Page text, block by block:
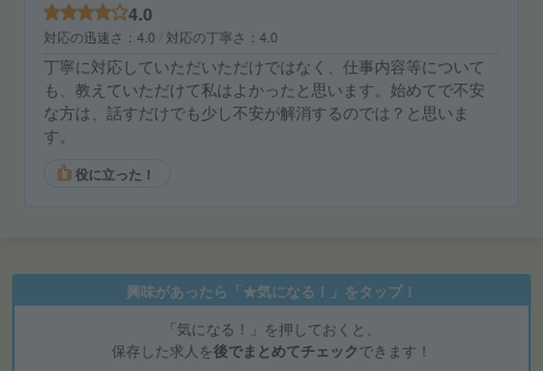
4.0
対応の迅速さ 4.0 対応の丁寧さ 4.0
丁寧に対応していただいただけではなく、仕事内容等について
も、教えていただけて私はよかったと思います。始めてで不安
な方は、話すだけでも少し不安が解消するのでは？と思いま
す。
役に立った！
興味があったら「★気になる！」をタップ！
「気になる！」を押しておくと、
保存した求人を後でまとめてチェックできます！